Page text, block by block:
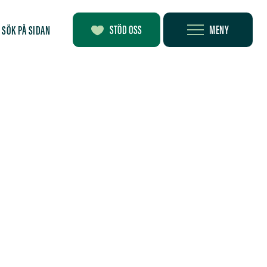
SÖK PÅ SIDAN STÖD OSS MENY